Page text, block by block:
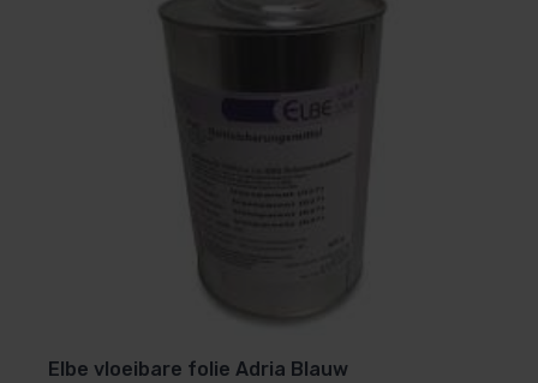
Elbe vloeibare folie Adria Blauw